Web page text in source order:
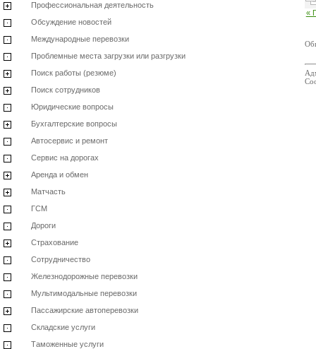
Профессиональная деятельность
Обсуждение новостей
Международные перевозки
Проблемные места загрузки или разгрузки
Поиск работы (резюме)
Поиск сотрудников
Юридические вопросы
Бухгалтерские вопросы
Автосервис и ремонт
Сервис на дорогах
Аренда и обмен
Матчасть
ГСМ
Дороги
Страхование
Сотрудничество
Железнодорожные перевозки
Мультимодальные перевозки
Пассажирские автоперевозки
Складские услуги
Таможенные услуги
«